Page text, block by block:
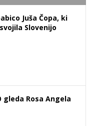
Juša Čopa, ki
Slovenijo
gleda Rosa Angela